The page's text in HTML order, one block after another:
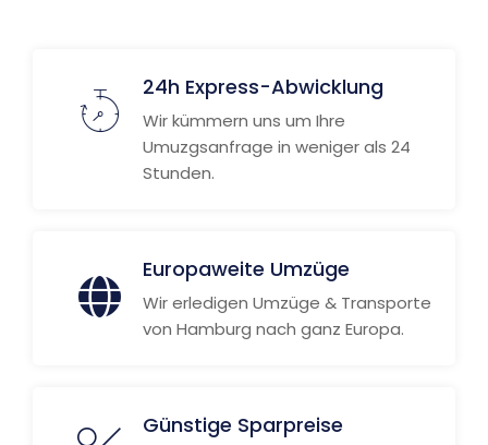
24h Express-Abwicklung
Wir kümmern uns um Ihre
Umuzgsanfrage in weniger als 24
Stunden.
Europaweite Umzüge
Wir erledigen Umzüge & Transporte
von Hamburg nach ganz Europa.
Günstige Sparpreise